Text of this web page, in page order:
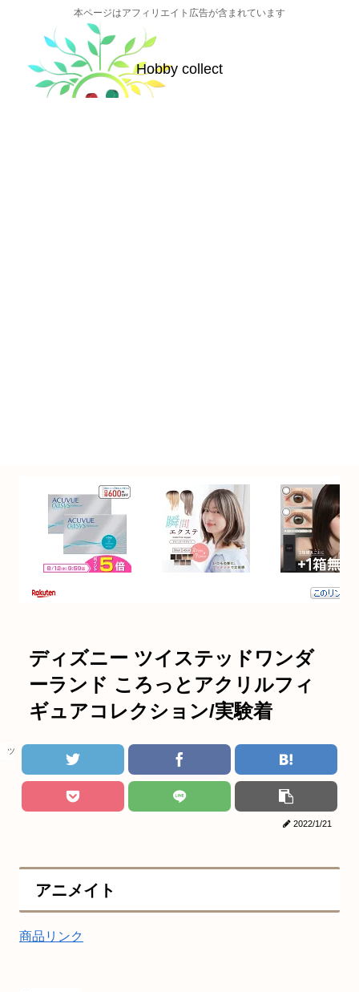
本ページはアフィリエイト広告が含まれています
Hobby collect
ディズニー ツイステッドワンダ
ーランド ころっとアクリルフィ
ギュアコレクション/実験着
ツイステ
2022/1/21
アニメイト
商品リンク